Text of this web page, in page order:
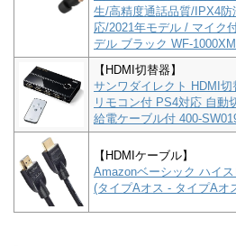
生/高精度通話品質/IPX4
応/2021年モデル / マイク
デル ブラック WF-
【HDMI切替器】
サンワダイレクト HDMI
リモコン付 PS4対応 自動
給電ケーブル付 400-
【HDMIケーブル】
Amazonベーシック ハイ
(タイプAオス - タイプAオ